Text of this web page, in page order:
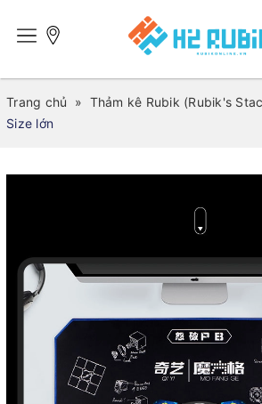
Trang chủ » Thảm kê Rubik (Rubik's
Size lớn